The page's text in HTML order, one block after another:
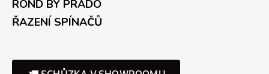
ROND BY PRADO
ŘAZENÍ SPÍNAČŮ